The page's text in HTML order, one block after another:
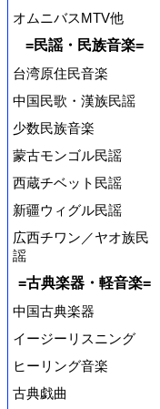
オムニバスMTV他
=民謡・民族音楽=
台湾原住民音楽
中国民歌・漢族民謡
少数民族音楽
蒙古モンゴル民謡
西蔵チベット民謡
新疆ウィグル民謡
広西チワン／ヤオ族民
謡
=古典楽器・軽音楽=
中国古典楽器
イージーリスニング
ヒーリング音楽
古典戯曲